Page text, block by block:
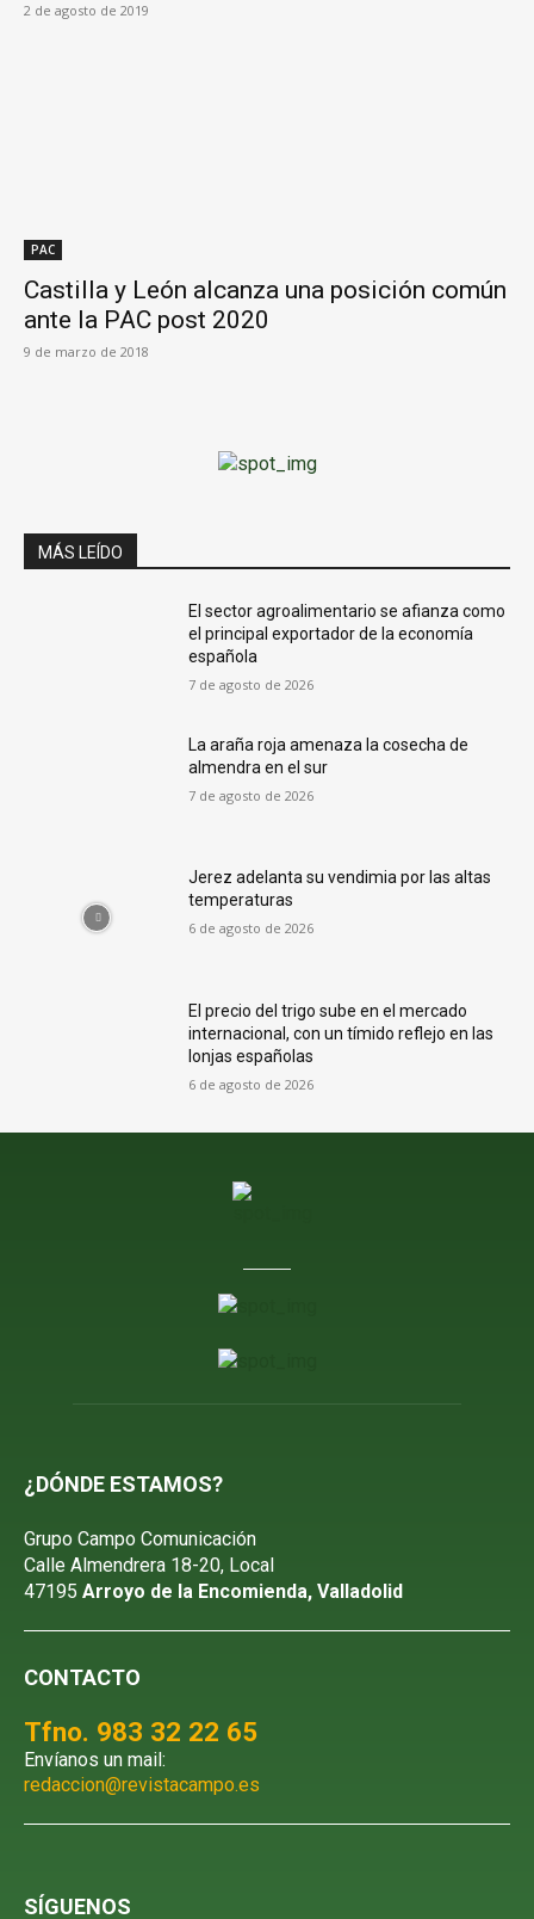
2 de agosto de 2019
PAC
Castilla y León alcanza una posición común
ante la PAC post 2020
9 de marzo de 2018
MÁS LEÍDO
El sector agroalimentario se afianza como
el principal exportador de la economía
española
7 de agosto de 2026
La araña roja amenaza la cosecha de
almendra en el sur
7 de agosto de 2026
Jerez adelanta su vendimia por las altas
temperaturas
6 de agosto de 2026
El precio del trigo sube en el mercado
internacional, con un tímido reflejo en las
lonjas españolas
6 de agosto de 2026
¿DÓNDE ESTAMOS?
Grupo Campo Comunicación
Calle Almendrera 18-20, Local
47195 Arroyo de la Encomienda, Valladolid
CONTACTO
Tfno. 983 32 22 65
Envíanos un mail:
redaccion@revistacampo.es
SÍGUENOS